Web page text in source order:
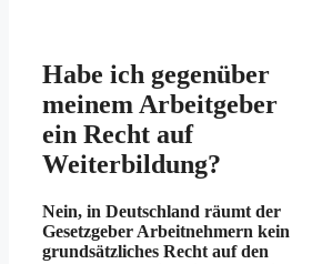
Habe ich gegen­über
meinem Arbeit­geber
ein Recht auf
Weiterbildung?
Nein, in Deutschland räumt der
Gesetzgeber Arbeitnehmern kein
grund­sätzliches Recht auf den